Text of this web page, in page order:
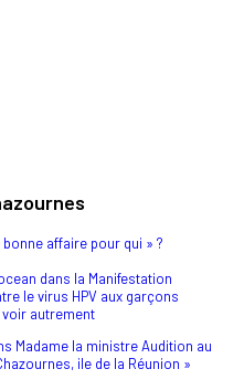
affaire pour qui » ?
dans la Manifestation
le virus HPV aux garçons
voir autrement
Madame la ministreAudition au
ile de la Réunion »